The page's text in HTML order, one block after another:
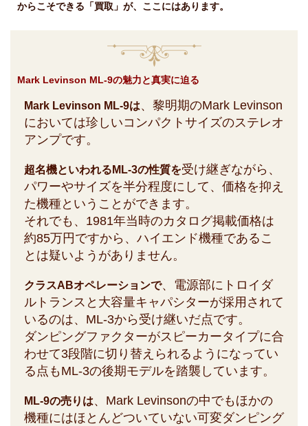
からこそできる「買取」が、ここにはあります。
Mark Levinson ML-9の魅力と真実に迫る
Mark Levinson ML-9は、黎明期のMark Levinson
においては珍しいコンパクトサイズのステレオ
アンプです。
超名機といわれるML-3の性質を受け継ぎながら、
パワーやサイズを半分程度にして、価格を抑え
た機種ということができます。
それでも、1981年当時のカタログ掲載価格は
約85万円ですから、ハイエンド機種であるこ
とは疑いようがありません。
クラスABオペレーションで、電源部にトロイダ
ルトランスと大容量キャパシターが採用されて
いるのは、ML-3から受け継いだ点です。
ダンピングファクターがスピーカータイプに合
わせて3段階に切り替えられるようになってい
る点もML-3の後期モデルを踏襲しています。
ML-9の売りは、Mark Levinsonの中でもほかの
機種にはほとんどついていない可変ダンピング